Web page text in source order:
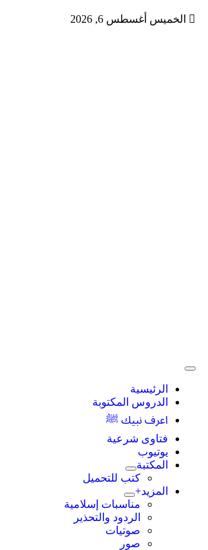
الخميس أغسطس 6, 2026
الرئيسية
الدروس المكتوبة
اعرف نبيك ﷺ
فتاوى شرعية
يوتيوب
المكتبة
كتب للتحميل
المزيد+
مناسبات إسلامية
الردود والتحذير
صوتيات
صور